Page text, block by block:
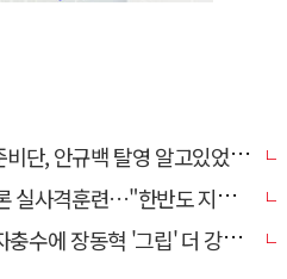
단, 안규백 탈영 알고있었다"
격훈련…"한반도 지형 학습"
에 장동혁 '그립' 더 강해졌다